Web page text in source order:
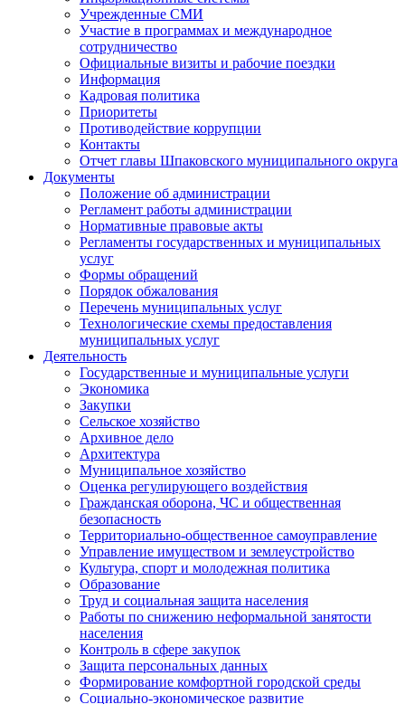
Учрежденные СМИ
Участие в программах и международное
сотрудничество
Официальные визиты и рабочие поездки
Информация
Кадровая политика
Приоритеты
Противодействие коррупции
Контакты
Отчет главы Шпаковского муниципального округа
Документы
Положение об администрации
Регламент работы администрации
Нормативные правовые акты
Регламенты государственных и муниципальных
услуг
Формы обращений
Порядок обжалования
Перечень муниципальных услуг
Технологические схемы предоставления
муниципальных услуг
Деятельность
Государственные и муниципальные услуги
Экономика
Закупки
Сельское хозяйство
Архивное дело
Архитектура
Муниципальное хозяйство
Оценка регулирующего воздействия
Гражданская оборона, ЧС и общественная
безопасность
Территориально-общественное самоуправление
Управление имуществом и землеустройство
Культура, спорт и молодежная политика
Образование
Труд и социальная защита населения
Работы по снижению неформальной занятости
населения
Контроль в сфере закупок
Защита персональных данных
Формирование комфортной городской среды
Социально-экономическое развитие